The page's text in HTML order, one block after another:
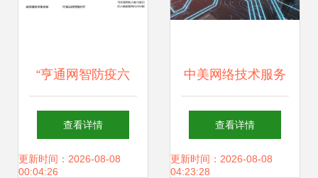
“亨通网智防疫六
宝” 科技赋能智慧
文旅，网络技术服
查看详情
更新时间：2026-08-08
00:04:26
中美网络技术服务
合作 审慎中的机遇
与挑战
查看详情
更新时间：2026-08-08
04:23:28